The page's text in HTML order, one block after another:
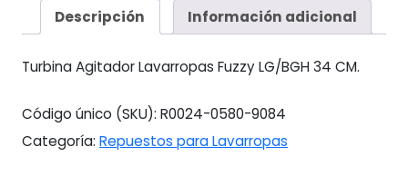
Cm
cantidad
Descripción Información adicional
Turbina Agitador Lavarropas Fuzzy LG/BGH 34 CM.
Código único (SKU): R0024-0580-9084
Categoría: Repuestos para Lavarropas